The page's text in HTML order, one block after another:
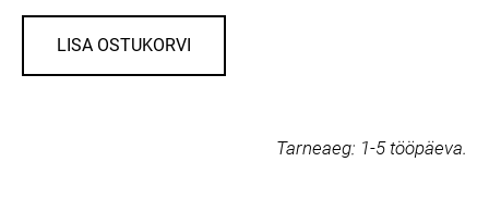
LISA OSTUKORVI
Tarneaeg: 1-5 tööpäeva.